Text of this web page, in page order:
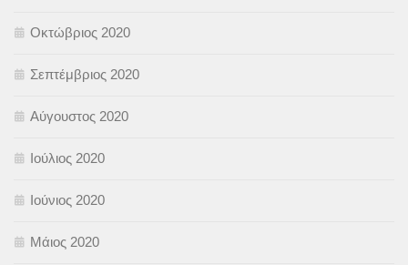
Οκτώβριος 2020
Σεπτέμβριος 2020
Αύγουστος 2020
Ιούλιος 2020
Ιούνιος 2020
Μάιος 2020